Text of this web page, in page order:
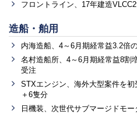
フロントライン、17年建造
造船・舶用
内海造船、4～6月期経常益3.2倍
名村造船所、4～6月期経常益8割
受注
STXエンジン、海外大型案件を
＋6隻分
日機装、次世代サブマージドモ